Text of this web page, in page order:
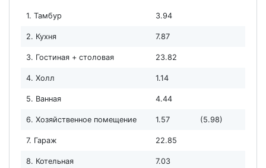
1. Тамбур 3.94
2. Кухня 7.87
3. Гостиная + столовая 23.82
4. Холл 1.14
5. Ванная 4.44
6. Хозяйственное помещение 1.57 (5.98)
7. Гараж 22.85
8. Котельная 7.03